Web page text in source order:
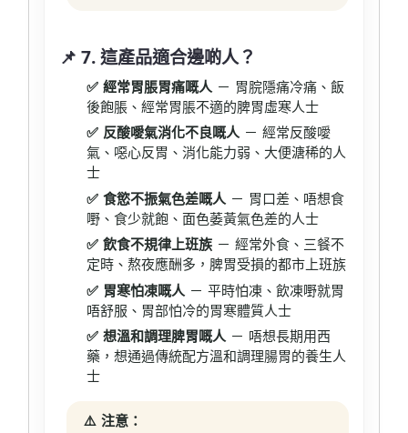
📌 7. 這產品適合邊啲人？
✅ 經常胃脹胃痛嘅人－ 胃脘隱痛冷痛、飯
後飽脹、經常胃脹不適的脾胃虛寒人士
✅ 反酸噯氣消化不良嘅人－ 經常反酸噯
氣、噁心反胃、消化能力弱、大便溏稀的人
士
✅ 食慾不振氣色差嘅人－ 胃口差、唔想食
嘢、食少就飽、面色萎黃氣色差的人士
✅ 飲食不規律上班族 － 經常外食、三餐不
定時、熬夜應酬多，脾胃受損的都市上班族
✅ 胃寒怕凍嘅人－ 平時怕凍、飲凍嘢就胃
唔舒服、胃部怕冷的胃寒體質人士
✅ 想溫和調理脾胃嘅人－ 唔想長期用西
藥，想通過傳統配方溫和調理腸胃的養生人
士
⚠️ 注意：